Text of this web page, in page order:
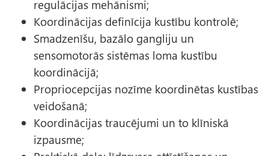
regulācijas mehānismi;
Koordinācijas definīcija kustību kontrolē;
Smadzenīšu, bazālo gangliju un
sensomotorās sistēmas loma kustību
koordinācijā;
Propriocepcijas nozīme koordinētas kustības
veidošanā;
Koordinācijas traucējumi un to klīniskā
izpausme;